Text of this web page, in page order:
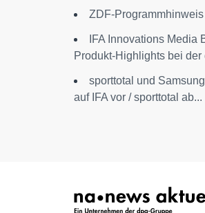
ZDF-Programmhinweis
IFA Innovations Media
Produkt-Highlights bei der
sporttotal und
auf IFA vor / sporttotal ab...